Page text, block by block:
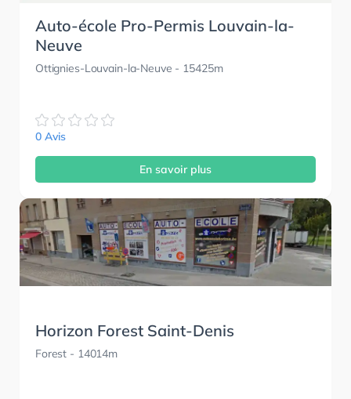
Auto-école Pro-Permis Louvain-la-
Neuve
Ottignies-Louvain-la-Neuve - 15425m
0 Avis
En savoir plus
Horizon Forest Saint-Denis
Forest - 14014m